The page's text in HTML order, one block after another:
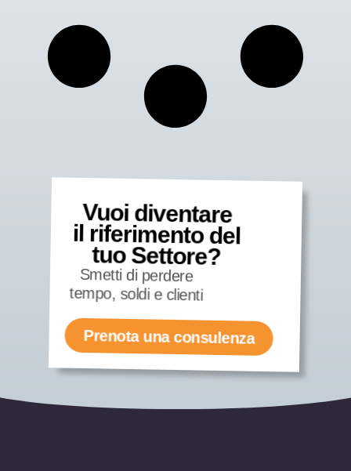
Vuoi diventare
il riferimento del
tuo Settore?
Smetti di perdere
tempo, soldi e clienti
Prenota una consulenza